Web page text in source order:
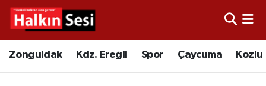
Zonguldak Kdz. Ereğli Spor Çaycuma Kozlu
Video
Çaycuma
Merkez Hava Durumu